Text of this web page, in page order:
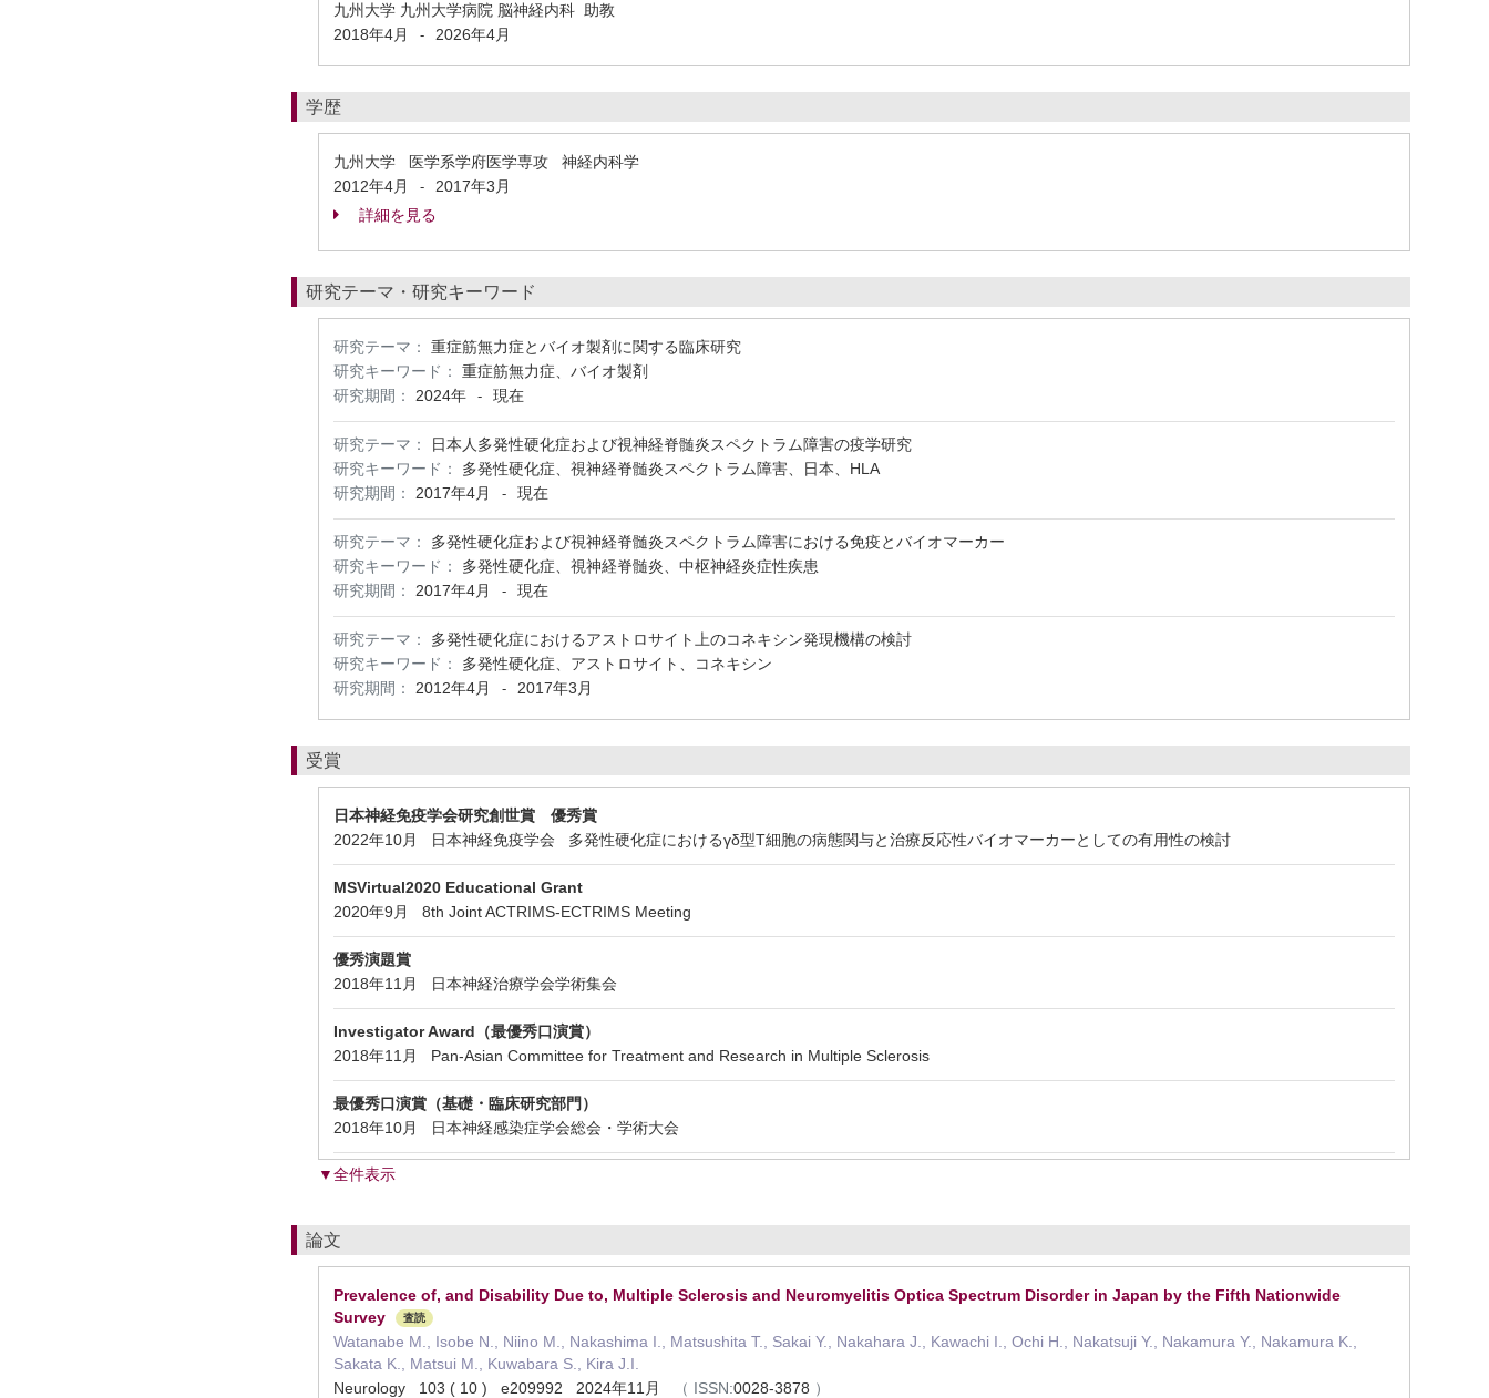
九州大学 九州大学病院 脳神経内科 助教
2018年4月
- 2026年4月
学歴
九州大学 医学系学府医学専攻 神経内科学
2012年4月
-
2017年3月
詳細を見る
研究テーマ・研究キーワード
研究テーマ：
重症筋無力症とバイオ製剤に関する臨床研究
研究キーワード：
重症筋無力症、バイオ製剤
研究期間：
2024年 - 現在
研究テーマ：
日本人多発性硬化症および視神経脊髄炎スペクトラム障害の疫学研究
研究キーワード：
多発性硬化症、視神経脊髄炎スペクトラム障害、日本、HLA
研究期間：
2017年4月 - 現在
研究テーマ：
多発性硬化症および視神経脊髄炎スペクトラム障害における免疫とバイオマーカー
研究キーワード：
多発性硬化症、視神経脊髄炎、中枢神経炎症性疾患
研究期間：
2017年4月 - 現在
研究テーマ：
多発性硬化症におけるアストロサイト上のコネキシン発現機構の検討
研究キーワード：
多発性硬化症、アストロサイト、コネキシン
研究期間：
2012年4月 - 2017年3月
受賞
日本神経免疫学会研究創世賞 優秀賞
2022年10月 日本神経免疫学会 多発性硬化症におけるγδ型T細胞の病態関与と治療反応性バイオマーカーとしての有用性の検討
MSVirtual2020 Educational Grant
2020年9月 8th Joint ACTRIMS-ECTRIMS Meeting
優秀演題賞
2018年11月 日本神経治療学会学術集会
Investigator Award（最優秀口演賞）
2018年11月 Pan-Asian Committee for Treatment and Research in Multiple Sclerosis
最優秀口演賞（基礎・臨床研究部門）
2018年10月 日本神経感染症学会総会・学術大会
▼全件表示
論文
Prevalence of, and Disability Due to, Multiple Sclerosis and Neuromyelitis Optica Spectrum Disorder in Japan by the Fifth Nationwide
Survey
査読
Watanabe M., Isobe N., Niino M., Nakashima I., Matsushita T., Sakai Y., Nakahara J., Kawachi I., Ochi H., Nakatsuji Y., Nakamura Y., Nakamura K.,
Sakata K., Matsui M., Kuwabara S., Kira J.I.
Neurology 103 ( 10 ) e209992 2024年11月
（ ISSN:0028-3878 ）